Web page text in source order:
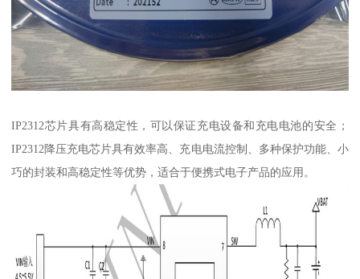
IP2312芯片具有高稳定性，可以保证充电设备和充电电池的安全；
IP2312降压充电芯片具有效率高、充电电流控制、多种保护功能、小
巧的封装和高稳定性等优势，适合于便携式电子产品的应用。